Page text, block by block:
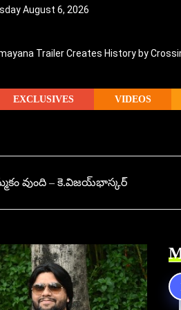
August 6, 2026
Trailer Creates History by
EXCLUSIVES VIDEOS
వుంది – కె.విజయ్‌భాస్కర్‌